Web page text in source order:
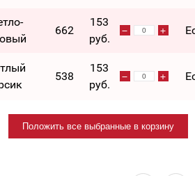
662
153
руб.
538
153
руб.
Положить все выбранные в корзину